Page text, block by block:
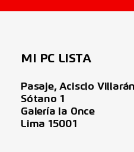
MI PC LISTA
Pasaje, Acisclo
Sótano 1
Galería la Once
Lima 15001